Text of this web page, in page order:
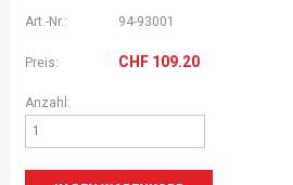
Art.-Nr.: 94-93001
Preis: CHF 109.20
Anzahl: